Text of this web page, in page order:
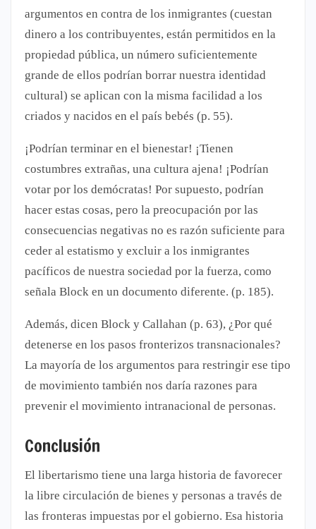
argumentos en contra de los inmigrantes (cuestan
dinero a los contribuyentes, están permitidos en la
propiedad pública, un número suficientemente
grande de ellos podrían borrar nuestra identidad
cultural) se aplican con la misma facilidad a los
criados y nacidos en el país bebés (p. 55).
¡Podrían terminar en el bienestar! ¡Tienen
costumbres extrañas, una cultura ajena! ¡Podrían
votar por los demócratas! Por supuesto, podrían
hacer estas cosas, pero la preocupación por las
consecuencias negativas no es razón suficiente para
ceder al estatismo y excluir a los inmigrantes
pacíficos de nuestra sociedad por la fuerza, como
señala Block en un documento diferente. (p. 185).
Además, dicen Block y Callahan (p. 63), ¿Por qué
detenerse en los pasos fronterizos transnacionales?
La mayoría de los argumentos para restringir ese tipo
de movimiento también nos daría razones para
prevenir el movimiento intranacional de personas.
Conclusión
El libertarismo tiene una larga historia de favorecer
la libre circulación de bienes y personas a través de
las fronteras impuestas por el gobierno. Esa historia